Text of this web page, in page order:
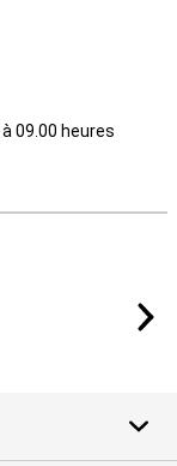
à 09.00 heures